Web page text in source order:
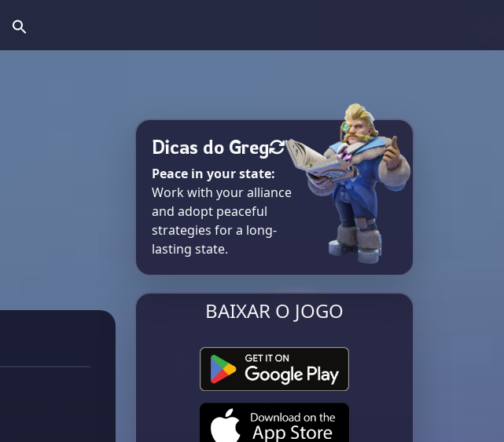
Dicas do Greg
Peace in your state:
Work with your alliance
and adopt peaceful
strategies for a long-
lasting state.
BAIXAR O JOGO